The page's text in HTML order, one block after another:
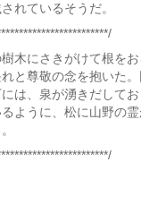
れているそうだ。
木にさきがけて根を
と尊敬の念を抱いた
は、泉が湧きだして
ように、松に山野の霊